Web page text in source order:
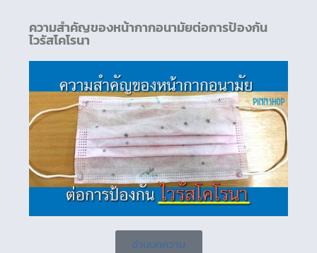
ความสำคัญของหน้ากากอนามัยต่อการป้องกัน
ไวรัสโคโรนา
อ่านบทความ